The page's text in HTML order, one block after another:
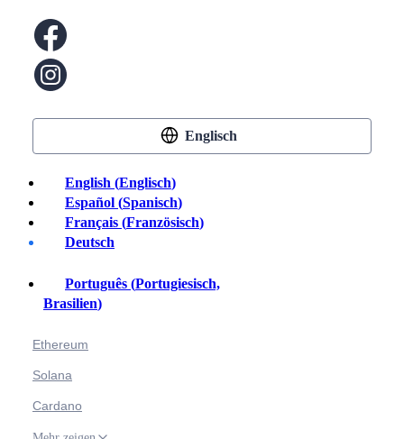
Englisch
English (Englisch)
Español (Spanisch)
Français (Französisch)
Deutsch
Português (Portugiesisch,
Brasilien)
Bitcoin
Ethereum
Solana
Cardano